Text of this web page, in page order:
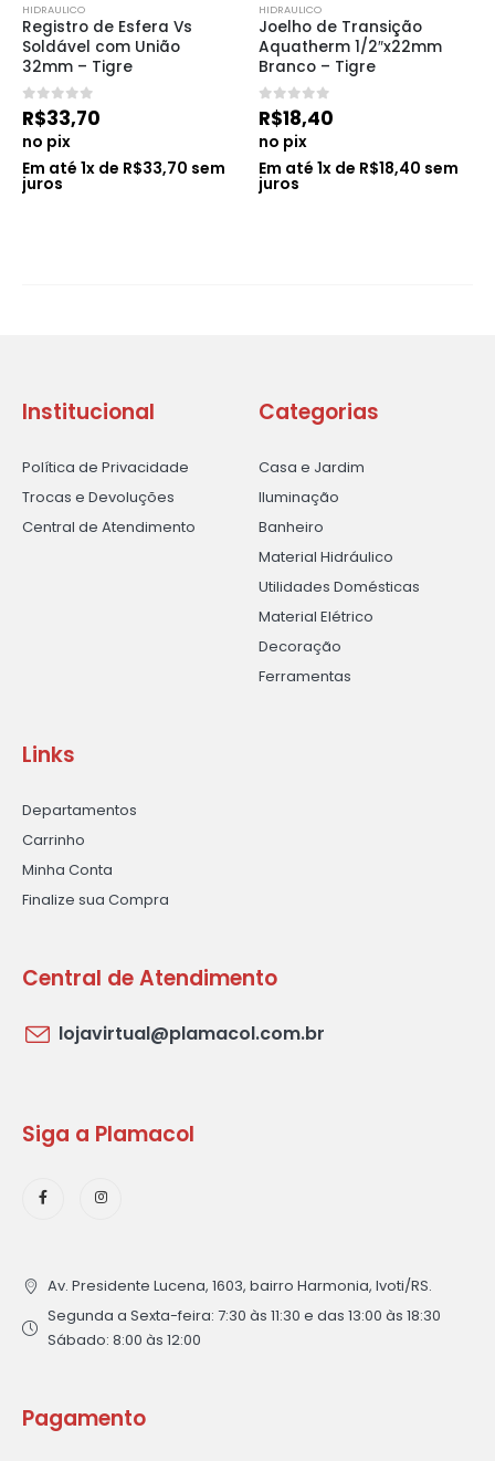
HIDRAULICO
Registro de Esfera Vs
Soldável com União
32mm – Tigre
0 de 5
R$33,70
no pix
Em até 1x de R$33,70 sem
juros
HIDRAULICO
Joelho de Transição
Aquatherm 1/2″x22mm
Branco – Tigre
0 de 5
R$18,40
no pix
Em até 1x de R$18,40 sem
juros
Institucional
Política de Privacidade
Trocas e Devoluções
Central de Atendimento
Categorias
Casa e Jardim
Iluminação
Banheiro
Material Hidráulico
Utilidades Domésticas
Material Elétrico
Decoração
Ferramentas
Links
Departamentos
Carrinho
Minha Conta
Finalize sua Compra
Central de Atendimento
lojavirtual@plamacol.com.br
Siga a Plamacol
Av. Presidente Lucena, 1603, bairro Harmonia, Ivoti/RS.
Segunda a Sexta-feira: 7:30 às 11:30 e das 13:00 às 18:30
Sábado: 8:00 às 12:00
Pagamento